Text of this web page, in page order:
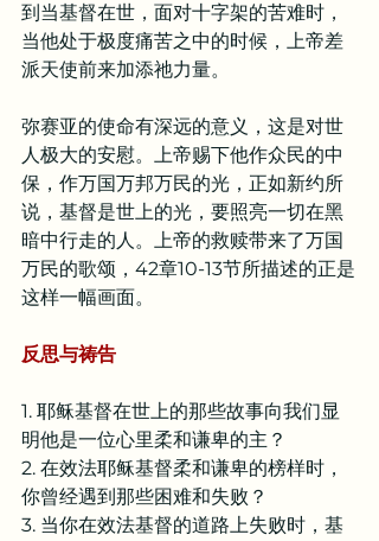
到当基督在世，面对十字架的苦难时，
当他处于极度痛苦之中的时候，上帝差
派天使前来加添祂力量。
弥赛亚的使命有深远的意义，这是对世
人极大的安慰。上帝赐下他作众民的中
保，作万国万邦万民的光，正如新约所
说，基督是世上的光，要照亮一切在黑
暗中行走的人。上帝的救赎带来了万国
万民的歌颂，42章10-13节所描述的正是
这样一幅画面。
反思与祷告
1. 耶稣基督在世上的那些故事向我们显
明他是一位心里柔和谦卑的主？
2. 在效法耶稣基督柔和谦卑的榜样时，
你曾经遇到那些困难和失败？
3. 当你在效法基督的道路上失败时，基